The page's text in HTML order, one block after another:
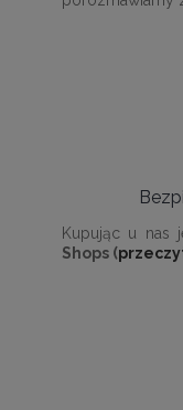
Kupując u nas
Shops (